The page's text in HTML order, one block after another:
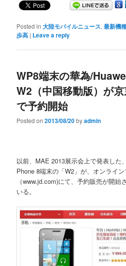
Posted in 大陸モバイルニュース,最新機
歩高 | Leave a reply
WP8端末の華為/
W2（中国移動版）が
で予約開始
Posted on2013/08/20byadmin
以前、MAE 2013展示会上で発表した
Phone 8端末の「W2」が、オンライ
（www.jd.com)にて、予約販売が開始
いる。